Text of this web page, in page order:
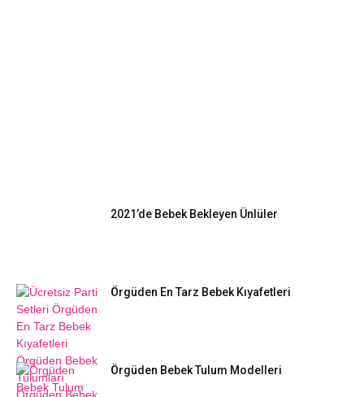
2021’de Bebek Bekleyen Ünlüler
Örgüden En Tarz Bebek Kıyafetleri
Örgüden Bebek Tulum Modelleri